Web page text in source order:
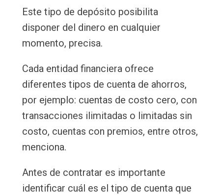
Este tipo de depósito posibilita
disponer del dinero en cualquier
momento, precisa.
Cada entidad financiera ofrece
diferentes tipos de cuenta de ahorros,
por ejemplo: cuentas de costo cero, con
transacciones ilimitadas o limitadas sin
costo, cuentas con premios, entre otros,
menciona.
Antes de contratar es importante
identificar cuál es el tipo de cuenta que